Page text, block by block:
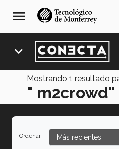
navegación
principal
menu
expand_more
Mostrando 1 resultado
" m2crowd"
Ordenar